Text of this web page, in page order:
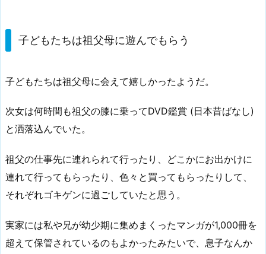
子どもたちは祖父母に遊んでもらう
子どもたちは祖父母に会えて嬉しかったようだ。
次女は何時間も祖父の膝に乗ってDVD鑑賞 (日本昔ばなし)
と洒落込んでいた。
祖父の仕事先に連れられて行ったり、どこかにお出かけに
連れて行ってもらったり、色々と買ってもらったりして、
それぞれゴキゲンに過ごしていたと思う。
実家には私や兄が幼少期に集めまくったマンガが1,000冊を
超えて保管されているのもよかったみたいで、息子なんか